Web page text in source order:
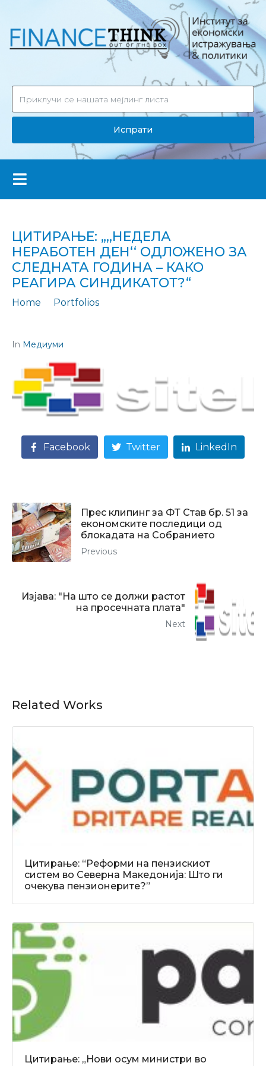
Испрати
ЦИТИРАЊЕ: „,,НЕДЕЛА
НЕРАБОТЕН ДЕН‘‘ ОДЛОЖЕНО ЗА
СЛЕДНАТА ГОДИНА – КАКО
РЕАГИРА СИНДИКАТОТ?“
Home
Portfolios
In Медиуми
Facebook Twitter LinkedIn
Прес клипинг за ФТ Став бр. 51 за
економските последици од
блокадата на Собранието
Previous
Изјава: "На што се должи растот
на просечната плата"
Next
Related Works
Цитирање: “Реформи на пензискиот
систем во Северна Македонија: Што ги
очекува пензионерите?”
Цитирање: „Нови осум министри во